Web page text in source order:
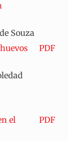
Souza
PDF
el
PDF